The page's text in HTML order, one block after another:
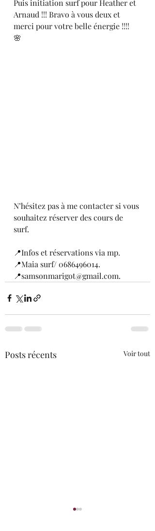
Puis initiation surf pour Heather et
Arnaud !!! Bravo à vous deux et
merci pour votre belle énergie !!!!
🌸
N’hésitez pas à me contacter si vous
souhaitez réserver des cours de
surf.
📍Infos et réservations via mp.
📍Maia surf/ 0686496014.
📍samsonmarigot@gmail.com.
Posts récents Voir tout